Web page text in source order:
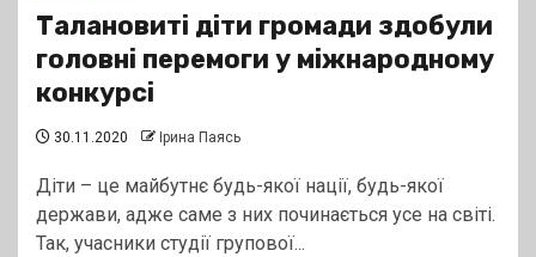
Талановиті діти громади здобули
головні перемоги у міжнародному
конкурсі
30.11.2020 Ірина Паясь
Діти – це майбутнє будь-якої нації, будь-якої
держави, адже саме з них починається усе на світі.
Так, учасники студії групової...